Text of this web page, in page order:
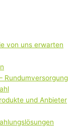
von uns erwarten
Rundumversorgung
und Anbieter